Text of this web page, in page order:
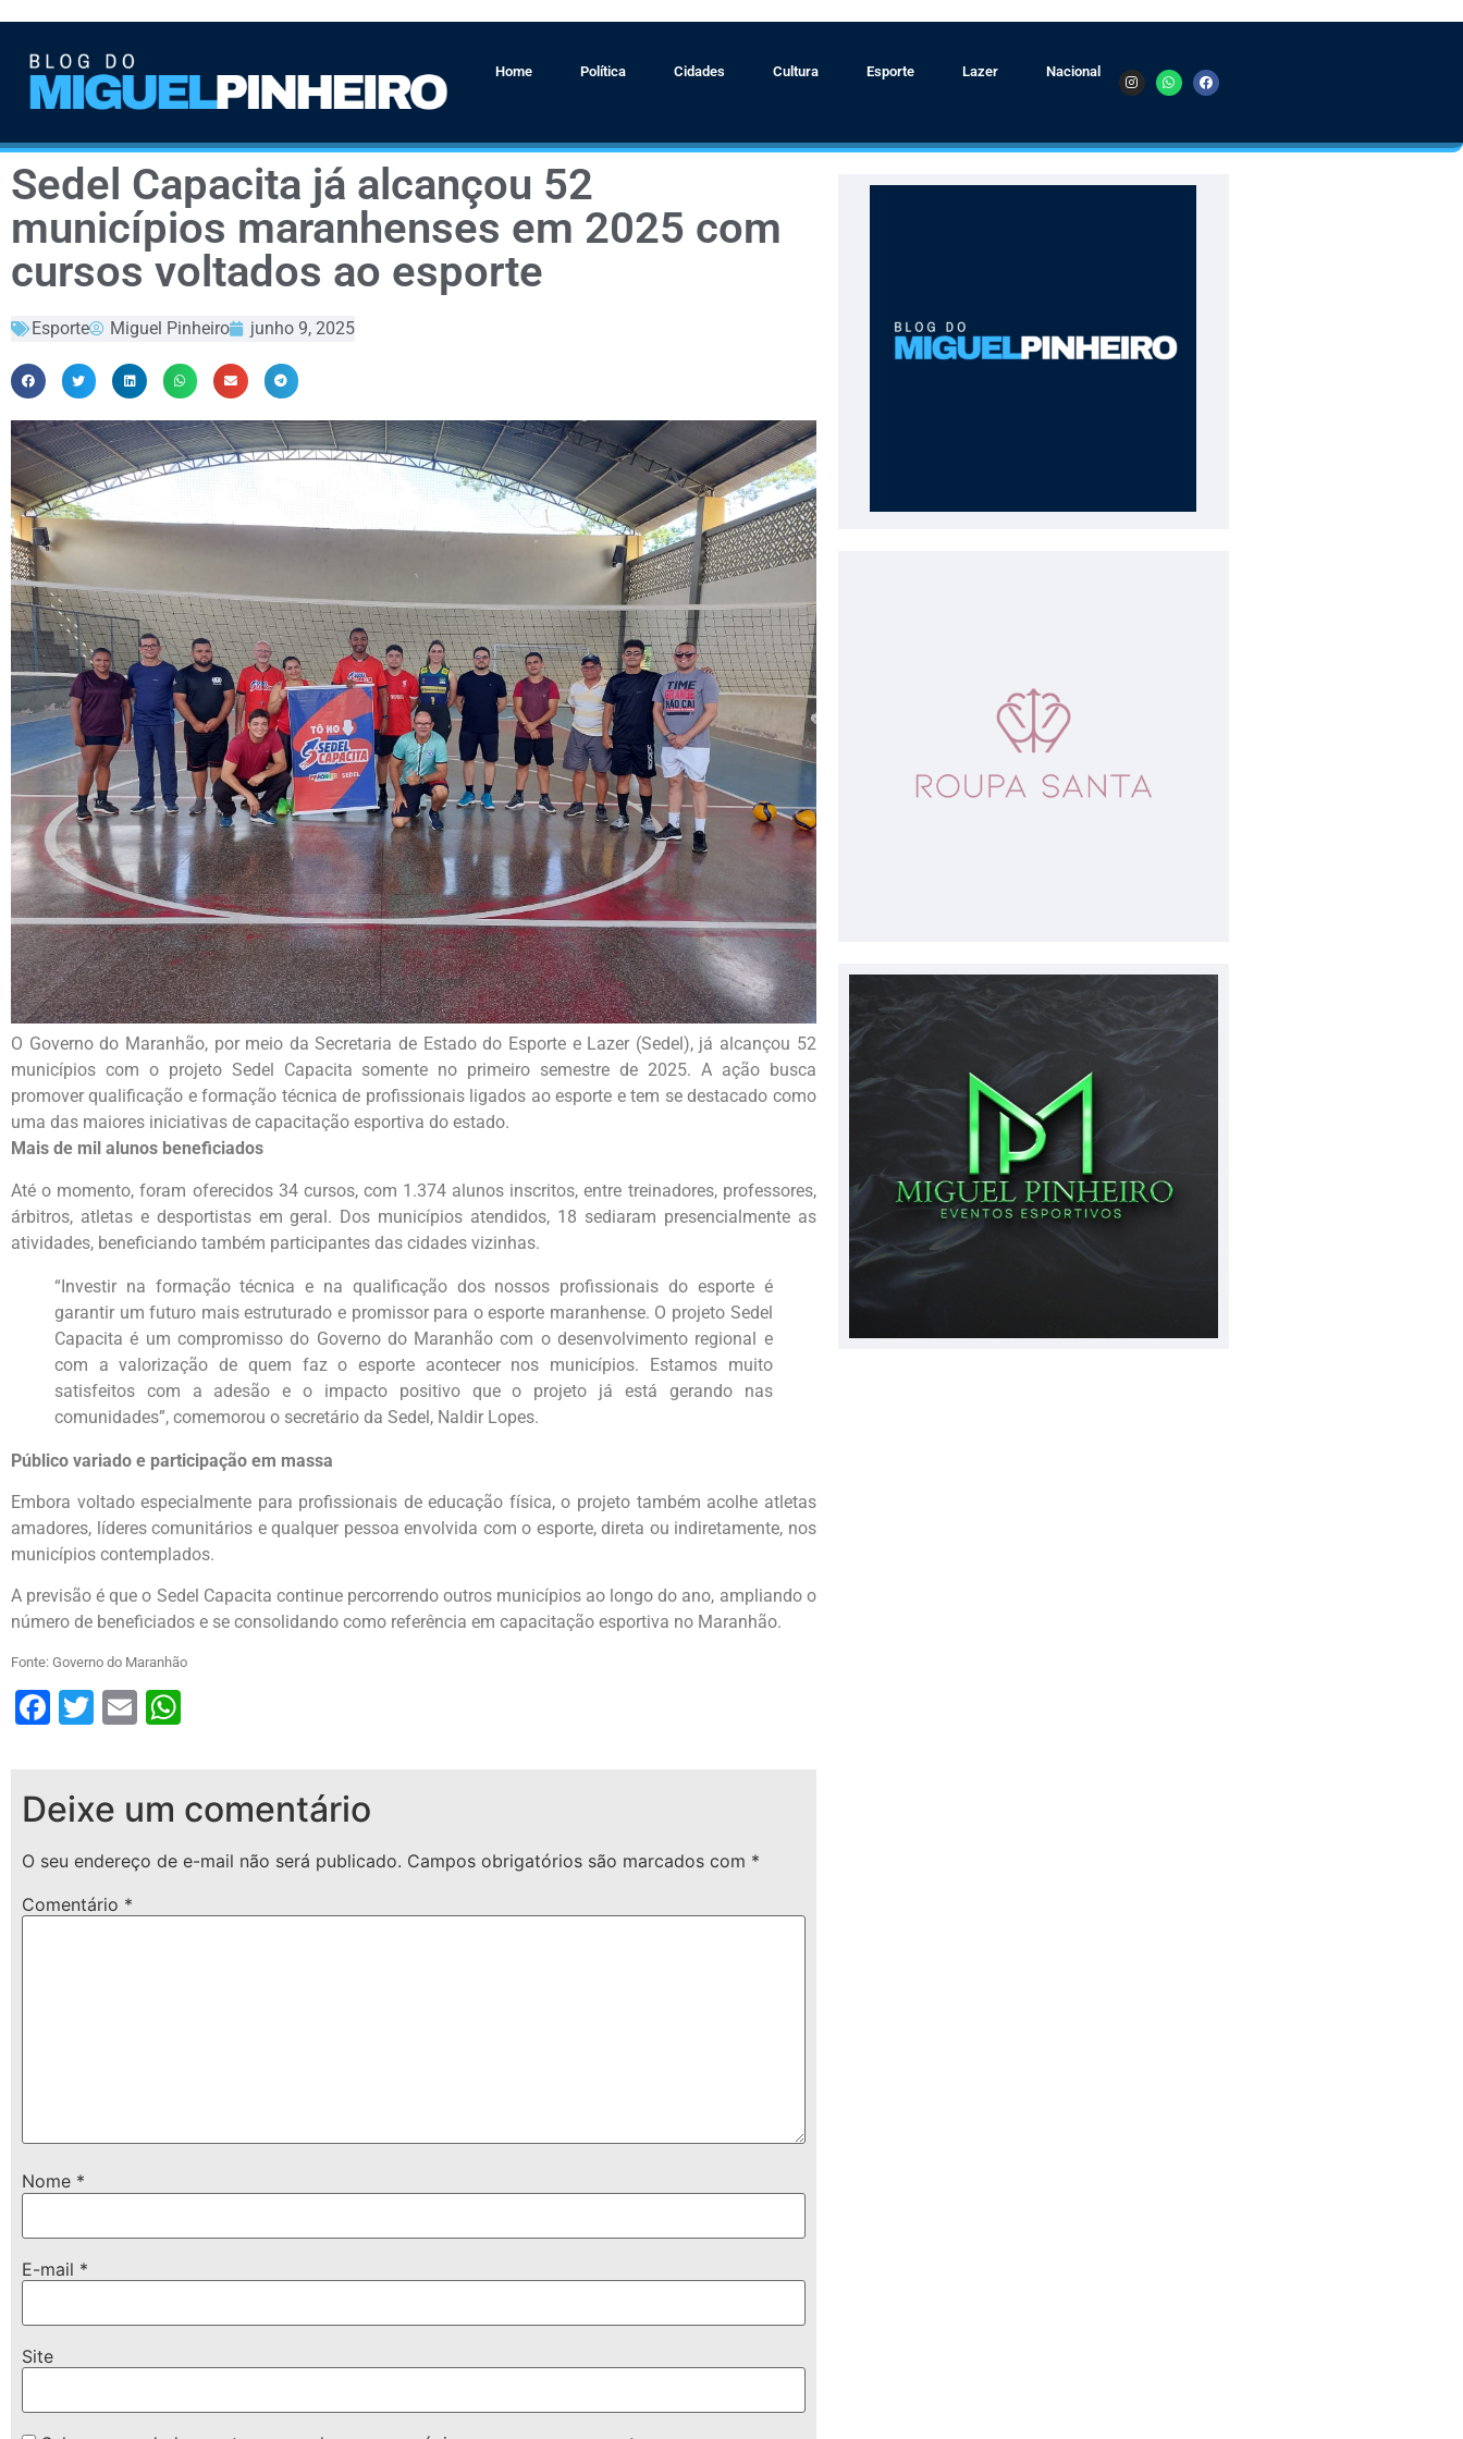
Home Política Cidades Cultura Esporte Lazer Nacional
Sedel Capacita já alcançou 52
municípios maranhenses em 2025 com
cursos voltados ao esporte
Esporte Miguel Pinheiro junho 9, 2025
O Governo do Maranhão, por meio da Secretaria de Estado do Esporte e Lazer (Sedel), já alcançou 52
municípios com o projeto Sedel Capacita somente no primeiro semestre de 2025. A ação busca
promover qualificação e formação técnica de profissionais ligados ao esporte e tem se destacado como
uma das maiores iniciativas de capacitação esportiva do estado.
Mais de mil alunos beneficiados
Até o momento, foram oferecidos 34 cursos, com 1.374 alunos inscritos, entre treinadores, professores,
árbitros, atletas e desportistas em geral. Dos municípios atendidos, 18 sediaram presencialmente as
atividades, beneficiando também participantes das cidades vizinhas.
“Investir na formação técnica e na qualificação dos nossos profissionais do esporte é
garantir um futuro mais estruturado e promissor para o esporte maranhense. O projeto Sedel
Capacita é um compromisso do Governo do Maranhão com o desenvolvimento regional e
com a valorização de quem faz o esporte acontecer nos municípios. Estamos muito
satisfeitos com a adesão e o impacto positivo que o projeto já está gerando nas
comunidades”, comemorou o secretário da Sedel, Naldir Lopes.
Público variado e participação em massa
Embora voltado especialmente para profissionais de educação física, o projeto também acolhe atletas
amadores, líderes comunitários e qualquer pessoa envolvida com o esporte, direta ou indiretamente, nos
municípios contemplados.
A previsão é que o Sedel Capacita continue percorrendo outros municípios ao longo do ano, ampliando o
número de beneficiados e se consolidando como referência em capacitação esportiva no Maranhão.
Fonte: Governo do Maranhão
Facebook
Twitter
Email
Deixe um comentário
O seu endereço de e-mail não será publicado. Campos obrigatórios são marcados com *
Comentário *
Nome *
E-mail *
Site